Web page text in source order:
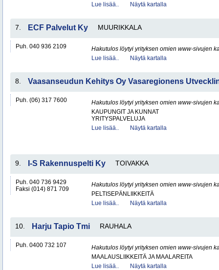
Lue lisää..
Näytä kartalla
7. ECF Palvelut Ky MUURIKKALA
Puh. 040 936 2109
Hakutulos löytyi yrityksen omien www-sivujen
Lue lisää..
Näytä kartalla
8. Vaasanseudun Kehitys Oy Vasaregionens
Puh. (06) 317 7600
Hakutulos löytyi yrityksen omien www-sivujen
KAUPUNGIT JA KUNNAT
YRITYSPALVELUJA
Lue lisää..
Näytä kartalla
9. I-S Rakennuspelti Ky TOIVAKKA
Puh. 040 736 9429
Faksi (014) 871 709
Hakutulos löytyi yrityksen omien www-sivujen
PELTISEPÄNLIIKKEITÄ
Lue lisää..
Näytä kartalla
10. Harju Tapio Tmi RAUHALA
Puh. 0400 732 107
Hakutulos löytyi yrityksen omien www-sivujen
MAALAUSLIIKKEITÄ JA MAALAREITA
Lue lisää..
Näytä kartalla